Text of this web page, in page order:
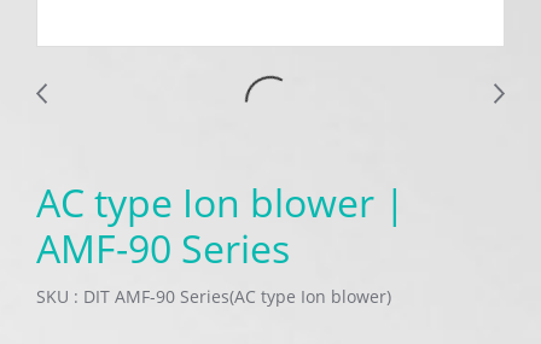
AC type Ion blower |
AMF-90 Series
SKU : DIT AMF-90 Series(AC type Ion blower)